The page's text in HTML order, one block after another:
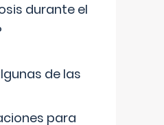
durante el
de las
para